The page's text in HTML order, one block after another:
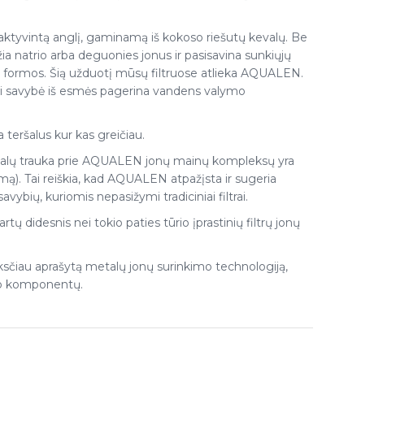
anglį, gaminamą iš kokoso riešutų kevalų. Be
natrio arba deguonies jonus ir pasisavina sunkiųjų
Šią užduotį mūsų filtruose atlieka AQUALEN.
iš esmės pagerina vandens valymo
teršalus kur kas greičiau.
trauka prie AQUALEN jonų mainų kompleksų yra
Tai reiškia, kad AQUALEN atpažįsta ir sugeria
kuriomis nepasižymi tradiciniai filtrai.
didesnis nei tokio paties tūrio įprastinių filtrų jonų
aprašytą metalų jonų surinkimo technologiją,
komponentų.